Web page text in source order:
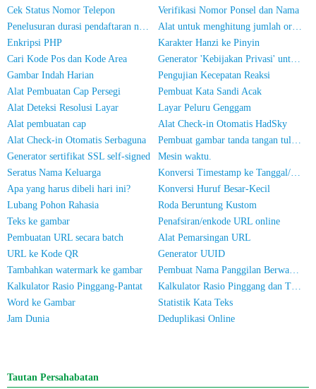
Cek Status Nomor Telepon
Verifikasi Nomor Ponsel dan Nama
Penelusuran durasi pendaftaran nomor ponsel
Alat untuk menghitung jumlah orang dalam foto
Enkripsi PHP
Karakter Hanzi ke Pinyin
Cari Kode Pos dan Kode Area
Generator 'Kebijakan Privasi' untuk Aplikasi
Gambar Indah Harian
Pengujian Kecepatan Reaksi
Alat Pembuatan Cap Persegi
Pembuat Kata Sandi Acak
Alat Deteksi Resolusi Layar
Layar Peluru Genggam
Alat pembuatan cap
Alat Check-in Otomatis HadSky
Alat Check-in Otomatis Serbaguna
Pembuat gambar tanda tangan tulisan tangan
Generator sertifikat SSL self-signed
Mesin waktu.
Seratus Nama Keluarga
Konversi Timestamp ke Tanggal/Waktu
Apa yang harus dibeli hari ini?
Konversi Huruf Besar-Kecil
Lubang Pohon Rahasia
Roda Beruntung Kustom
Teks ke gambar
Penafsiran/enkode URL online
Pembuatan URL secara batch
Alat Pemarsingan URL
URL ke Kode QR
Generator UUID
Tambahkan watermark ke gambar
Pembuat Nama Panggilan Berwarna untuk WeChat
Kalkulator Rasio Pinggang-Pantat
Kalkulator Rasio Pinggang dan Tinggi
Word ke Gambar
Statistik Kata Teks
Jam Dunia
Deduplikasi Online
Tautan Persahabatan